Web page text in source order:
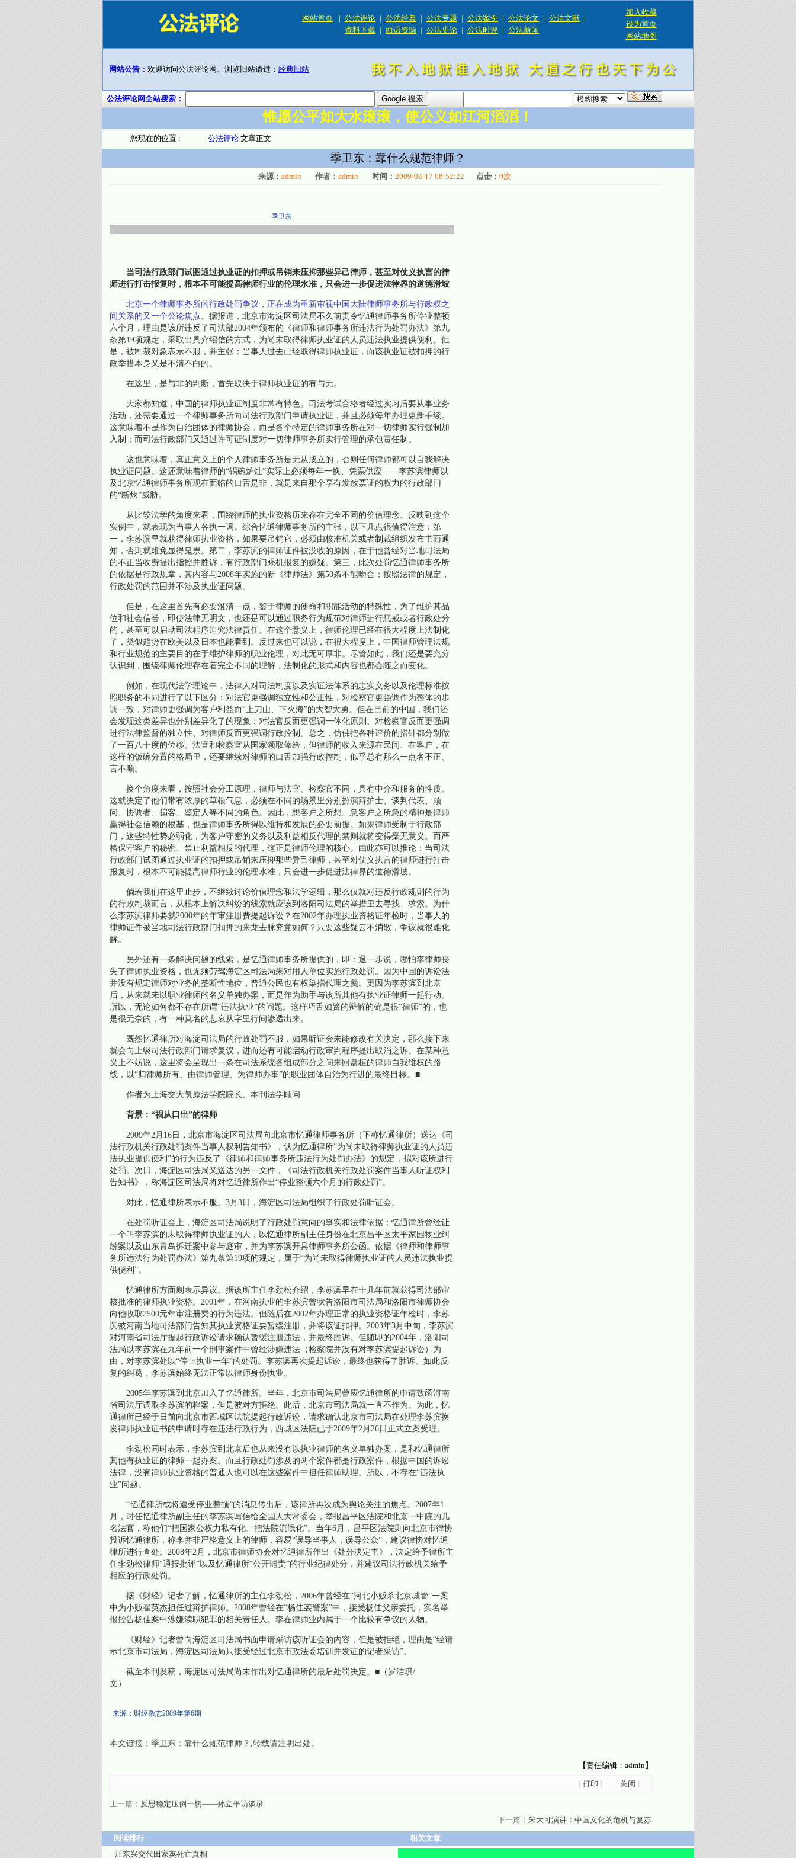
网站首页 | 公法评论 | 公法经典 | 公法专题 | 公法案例 | 公法论文 | 公法文献 |
资料下载 | 西语资源 | 公法史论 | 公法时评 | 公法新闻
加入收藏
设为首页
网站地图
网站公告： 欢迎访问公法评论网。浏览旧站请进： 经典旧站
公法评论网全站搜索：
惟愿公平如大水滚滚，使公义如江河滔滔！
您现在的位置 : 公法评论 文章正文
季卫东：靠什么规范律师？
来源： admin 作者： admin 时间： 2009-03-17 08:52:22 点击： 0次
季卫东
当司法行政部门试图通过执业证的扣押或吊销来压抑那些异己律师，甚至对仗义执言的律
师进行打击报复时，根本不可能提高律师行业的伦理水准，只会进一步促进法律界的道德滑坡
北京一个律师事务所的行政处罚争议，正在成为重新审视中国大陆律师事务所与行政权之
间关系的又一个公论焦点。据报道，北京市海淀区司法局不久前责令忆通律师事务所停业整顿
六个月，理由是该所违反了司法部2004年颁布的《律师和律师事务所违法行为处罚办法》第九
条第19项规定，采取出具介绍信的方式，为尚未取得律师执业证的人员违法执业提供便利。但
是，被制裁对象表示不服，并主张：当事人过去已经取得律师执业证，而该执业证被扣押的行
政举措本身又是不清不白的。
在这里，是与非的判断，首先取决于律师执业证的有与无。
大家都知道，中国的律师执业证制度非常有特色。司法考试合格者经过实习后要从事业务
活动，还需要通过一个律师事务所向司法行政部门申请执业证，并且必须每年办理更新手续。
这意味着不是作为自治团体的律师协会，而是各个特定的律师事务所在对一切律师实行强制加
入制；而司法行政部门又通过许可证制度对一切律师事务所实行管理的承包责任制。
这也意味着，真正意义上的个人律师事务所是无从成立的，否则任何律师都可以自我解决
执业证问题。这还意味着律师的“锅碗炉灶”实际上必须每年一换、凭票供应——李苏滨律师以
及北京忆通律师事务所现在面临的口舌是非，就是来自那个享有发放票证的权力的行政部门
的“断炊”威胁。
从比较法学的角度来看，围绕律师的执业资格历来存在完全不同的价值理念。反映到这个
实例中，就表现为当事人各执一词。综合忆通律师事务所的主张，以下几点很值得注意：第
一，李苏滨早就获得律师执业资格，如果要吊销它，必须由核准机关或者制裁组织发布书面通
知，否则就难免显得鬼祟。第二，李苏滨的律师证件被没收的原因，在于他曾经对当地司法局
的不正当收费提出指控并胜诉，有行政部门乘机报复的嫌疑。第三，此次处罚忆通律师事务所
的依据是行政规章，其内容与2008年实施的新《律师法》第50条不能吻合；按照法律的规定，
行政处罚的范围并不涉及执业证问题。
但是，在这里首先有必要澄清一点，鉴于律师的使命和职能活动的特殊性，为了维护其品
位和社会信誉，即使法律无明文，也还是可以通过职务行为规范对律师进行惩戒或者行政处分
的，甚至可以启动司法程序追究法律责任。在这个意义上，律师伦理已经在很大程度上法制化
了，类似趋势在欧美以及日本也能看到。反过来也可以说，在很大程度上，中国律师管理法规
和行业规范的主要目的在于维护律师的职业伦理，对此无可厚非。尽管如此，我们还是要充分
认识到，围绕律师伦理存在着完全不同的理解，法制化的形式和内容也都会随之而变化。
例如，在现代法学理论中，法律人对司法制度以及实证法体系的忠实义务以及伦理标准按
照职务的不同进行了以下区分：对法官更强调独立性和公正性，对检察官更强调作为整体的步
调一致，对律师更强调为客户利益而“上刀山、下火海”的大智大勇。但在目前的中国，我们还
会发现这类差异也分别差异化了的现象：对法官反而更强调一体化原则、对检察官反而更强调
进行法律监督的独立性、对律师反而更强调行政控制。总之，仿佛把各种评价的指针都分别做
了一百八十度的位移。法官和检察官从国家领取俸给，但律师的收入来源在民间、在客户，在
这样的饭碗分置的格局里，还要继续对律师的口舌加强行政控制，似乎总有那么一点名不正、
言不顺。
换个角度来看，按照社会分工原理，律师与法官、检察官不同，具有中介和服务的性质。
这就决定了他们带有浓厚的草根气息，必须在不同的场景里分别扮演辩护士、谈判代表、顾
问、协调者、掮客、鉴定人等不同的角色。因此，想客户之所想、急客户之所急的精神是律师
赢得社会信赖的根基，也是律师事务所得以维持和发展的必要前提。如果律师受制于行政部
门，这些特性势必弱化，为客户守密的义务以及利益相反代理的禁则就将变得毫无意义。而严
格保守客户的秘密、禁止利益相反的代理，这正是律师伦理的核心。由此亦可以推论：当司法
行政部门试图通过执业证的扣押或吊销来压抑那些异己律师，甚至对仗义执言的律师进行打击
报复时，根本不可能提高律师行业的伦理水准，只会进一步促进法律界的道德滑坡。
倘若我们在这里止步，不继续讨论价值理念和法学逻辑，那么仅就对违反行政规则的行为
的行政制裁而言，从根本上解决纠纷的线索就应该到洛阳司法局的举措里去寻找、求索。为什
么李苏滨律师要就2000年的年审注册费提起诉讼？在2002年办理执业资格证年检时，当事人的
律师证件被当地司法行政部门扣押的来龙去脉究竟如何？只要这些疑云不消散，争议就很难化
解。
另外还有一条解决问题的线索，是忆通律师事务所提供的，即：退一步说，哪怕李律师丧
失了律师执业资格，也无须劳驾海淀区司法局来对用人单位实施行政处罚。因为中国的诉讼法
并没有规定律师对业务的垄断性地位，普通公民也有权染指代理之羹。更因为李苏滨到北京
后，从来就未以职业律师的名义单独办案，而是作为助手与该所其他有执业证律师一起行动。
所以，无论如何都不存在所谓“违法执业”的问题。这样巧舌如簧的辩解的确是很“律师”的，也
是很无奈的，有一种莫名的悲哀从字里行间渗透出来。
既然忆通律所对海淀司法局的行政处罚不服，如果听证会未能修改有关决定，那么接下来
就会向上级司法行政部门请求复议，进而还有可能启动行政审判程序提出取消之诉。在某种意
义上不妨说，这里将会呈现出一条在司法系统各组成部分之间来回盘桓的律师自我维权的路
线，以“归律师所有、由律师管理、为律师办事”的职业团体自治为行进的最终目标。■
作者为上海交大凯原法学院院长、本刊法学顾问
背景： “祸从口出”的律师
2009年2月16日，北京市海淀区司法局向北京市忆通律师事务所（下称忆通律所）送达《司
法行政机关行政处罚案件当事人权利告知书》，认为忆通律所“为尚未取得律师执业证的人员违
法执业提供便利”的行为违反了《律师和律师事务所违法行为处罚办法》的规定，拟对该所进行
处罚。次日，海淀区司法局又送达的另一文件，《司法行政机关行政处罚案件当事人听证权利
告知书》，称海淀区司法局将对忆通律所作出“停业整顿六个月的行政处罚”。
对此，忆通律所表示不服。3月3日，海淀区司法局组织了行政处罚听证会。
在处罚听证会上，海淀区司法局说明了行政处罚意向的事实和法律依据：忆通律所曾经让
一个叫李苏滨的未取得律师执业证的人，以忆通律所副主任身份在北京昌平区太平家园物业纠
纷案以及山东青岛拆迁案中参与庭审，并为李苏滨开具律师事务所公函。依据《律师和律师事
务所违法行为处罚办法》第九条第19项的规定，属于“为尚未取得律师执业证的人员违法执业提
供便利”。
忆通律所方面则表示异议。据该所主任李劲松介绍，李苏滨早在十几年前就获得司法部审
核批准的律师执业资格。2001年，在河南执业的李苏滨曾状告洛阳市司法局和洛阳市律师协会
向他收取2500元年审注册费的行为违法。但随后在2002年办理正常的执业资格证年检时，李苏
滨被河南当地司法部门告知其执业资格证要暂缓注册，并将该证扣押。2003年3月中旬，李苏滨
对河南省司法厅提起行政诉讼请求确认暂缓注册违法，并最终胜诉。但随即的2004年，洛阳司
法局以李苏滨在九年前一个刑事案件中曾经涉嫌违法（检察院并没有对李苏滨提起诉讼）为
由，对李苏滨处以“停止执业一年”的处罚。李苏滨再次提起诉讼，最终也获得了胜诉。如此反
复的纠葛，李苏滨始终无法正常以律师身份执业。
2005年李苏滨到北京加入了忆通律所。当年，北京市司法局曾应忆通律所的申请致函河南
省司法厅调取李苏滨的档案，但是被对方拒绝。此后，北京市司法局就一直不作为。为此，忆
通律所已经于日前向北京市西城区法院提起行政诉讼，请求确认北京市司法局在处理李苏滨换
发律师执业证书的申请时存在违法行政行为，西城区法院已于2009年2月26日正式立案受理。
李劲松同时表示，李苏滨到北京后也从来没有以执业律师的名义单独办案，是和忆通律所
其他有执业证的律师一起办案。而且行政处罚涉及的两个案件都是行政案件，根据中国的诉讼
法律，没有律师执业资格的普通人也可以在这些案件中担任律师助理。所以，不存在“违法执
业”问题。
“忆通律所或将遭受停业整顿”的消息传出后，该律所再次成为舆论关注的焦点。2007年1
月，时任忆通律所副主任的李苏滨写信给全国人大常委会，举报昌平区法院和北京一中院的几
名法官，称他们“把国家公权力私有化、把法院流氓化”。当年6月，昌平区法院则向北京市律协
投诉忆通律所，称李并非严格意义上的律师，容易“误导当事人，误导公众”，建议律协对忆通
律所进行查处。2008年2月，北京市律师协会对忆通律所作出《处分决定书》，决定给予律所主
任李劲松律师“通报批评”以及忆通律所“公开谴责”的行业纪律处分，并建议司法行政机关给予
相应的行政处罚。
据《财经》记者了解，忆通律所的主任李劲松，2006年曾经在“河北小贩杀北京城管”一案
中为小贩崔英杰担任过辩护律师。2008年曾经在“杨佳袭警案”中，接受杨佳父亲委托，实名举
报控告杨佳案中涉嫌渎职犯罪的相关责任人。李在律师业内属于一个比较有争议的人物。
《财经》记者曾向海淀区司法局书面申请采访该听证会的内容，但是被拒绝，理由是“经请
示北京市司法局，海淀区司法局只接受经过北京市政法委培训并发证的记者采访”。
截至本刊发稿，海淀区司法局尚未作出对忆通律所的最后处罚决定。■（罗洁琪/
文）
来源：财经杂志2009年第6期
本文链接： 季卫东：靠什么规范律师？ ,转载请注明出处。
【责任编辑：admin】
[ 打印 ] [ 关闭 ]
上一篇： 反思稳定压倒一切——孙立平访谈录
下一篇： 朱大可演讲：中国文化的危机与复苏
阅读排行
· 汪东兴交代田家英死亡真相
相关文章